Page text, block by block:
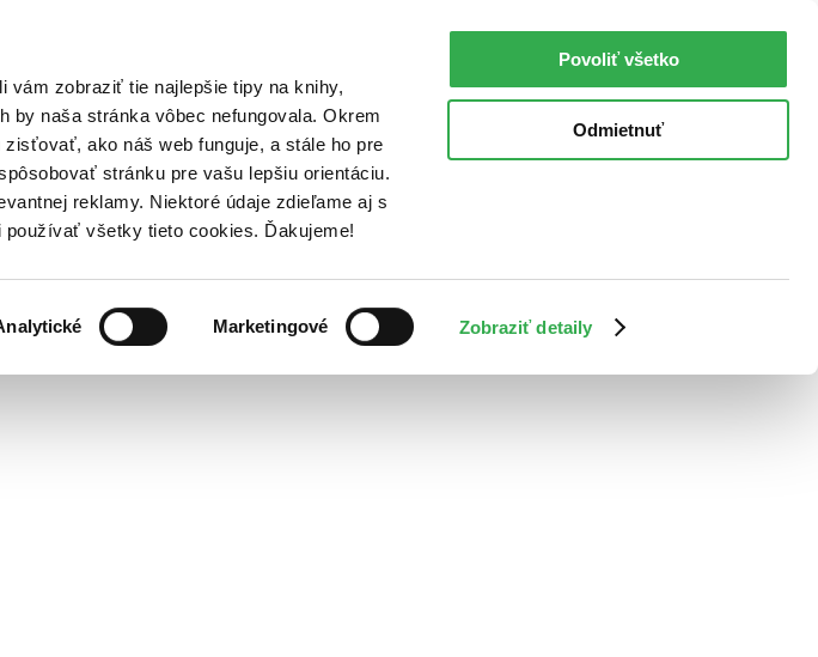
vám zobraziť tie najlepšie tipy na knihy,
by naša stránka vôbec nefungovala. Okrem
ako náš web funguje, a stále ho pre
stránku pre vašu lepšiu orientáciu.
reklamy. Niektoré údaje zdieľame aj s
všetky tieto cookies. Ďakujeme!
Marketingové Zobraziť detaily
Povoliť všetko
Odmietnuť